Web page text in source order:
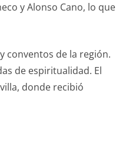
y Alonso Cano, lo que
conventos de la región.
de espiritualidad. El
donde recibió